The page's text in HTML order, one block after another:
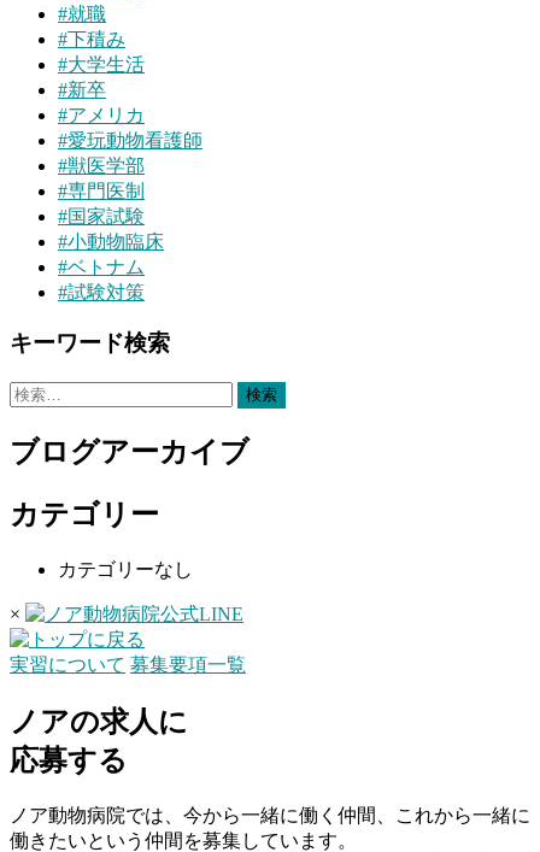
#就職
#下積み
#大学生活
#新卒
#アメリカ
#愛玩動物看護師
#獣医学部
#専門医制
#国家試験
#小動物臨床
#ベトナム
#試験対策
キーワード検索
検
ブログアーカイブ
カテゴリー
カテゴリーなし
×
実習について 募集要項一覧
ノアの求人に
応募する
ノア動物病院では、今から一緒に働く仲間、これから一緒に
働きたいという仲間を募集しています。